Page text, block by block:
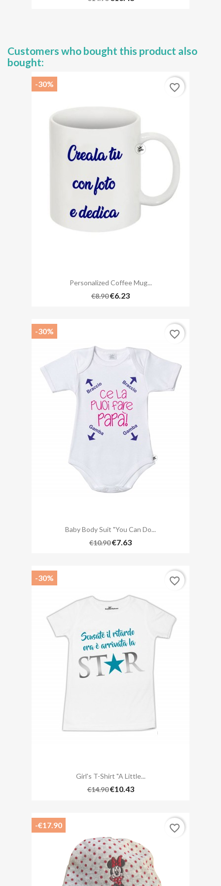
Customers who bought this product also
bought:
Personalized Coffee Mug...
€8.90€6.23
-30% favorite_border
Baby Body Suit "You Can Do...
€10.90€7.63
-30% favorite_border
Girl's T-Shirt "A Little...
€14.90 €10.43
-30% favorite_border
-€17.90 favorite_border